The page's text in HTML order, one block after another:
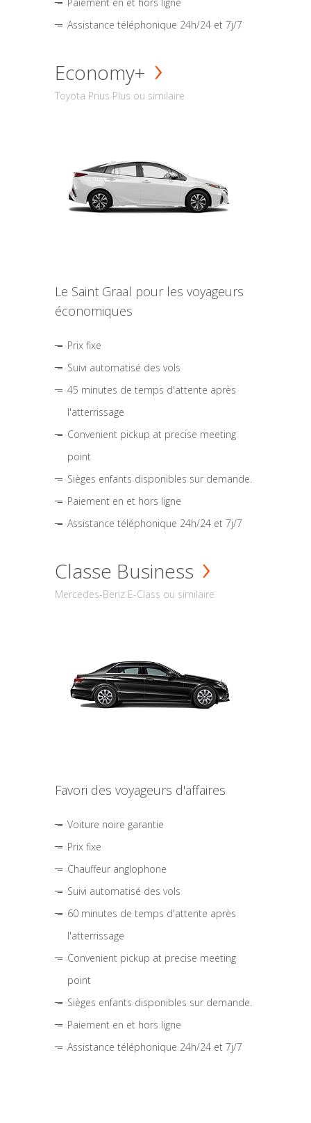
Assistance téléphonique 24h/24 et 7j/7
Economy+
Toyota Prius Plus ou similaire
Le Saint Graal pour les voyageurs
économiques
Prix fixe
Suivi automatisé des vols
45 minutes de temps d'attente après
l'atterrissage
Convenient pickup at precise meeting
point
Sièges enfants disponibles sur demande.
Paiement en et hors ligne
Assistance téléphonique 24h/24 et 7j/7
Classe Business
Mercedes-Benz E-Class ou similaire
Favori des voyageurs d'affaires
Voiture noire garantie
Prix fixe
Chauffeur anglophone
Suivi automatisé des vols
60 minutes de temps d'attente après
l'atterrissage
Convenient pickup at precise meeting
point
Sièges enfants disponibles sur demande.
Paiement en et hors ligne
Assistance téléphonique 24h/24 et 7j/7